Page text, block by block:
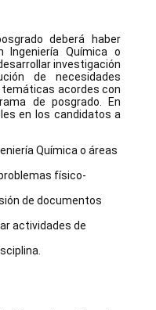
deberá haber
Ingeniería Química o
investigación
de necesidades
acordes con
de posgrado. En
en los candidatos a
Química o áreas
físico-
de documentos
actividades de